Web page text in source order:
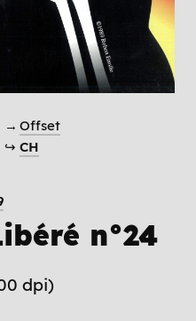
→ Offset
↪ CH
n°24
dpi)